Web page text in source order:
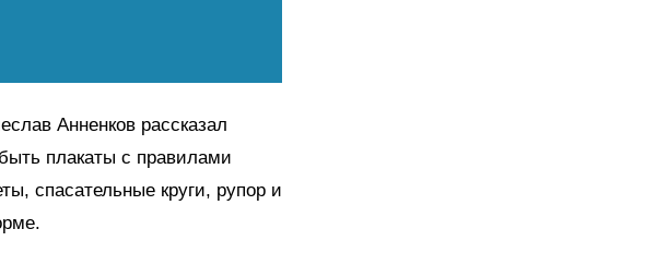
Анненков рассказал
плакаты с правилами
спасательные круги, рупор и